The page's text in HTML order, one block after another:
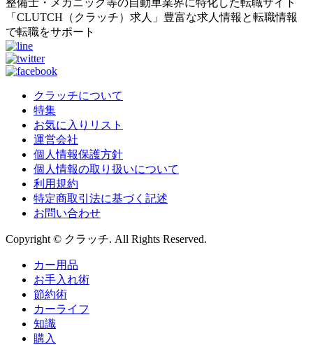
「CLUTCH（クラッチ）求人」豊富な求人情報と転職情報
で転職をサポート
クラッチについて
特集
お気に入りリスト
運営会社
個人情報保護方針
個人情報の取り扱いについて
利用規約
特定商取引法に基づく記述
お問い合わせ
Copyright © クラッチ. All Rights Reserved.
カー用品
お手入れ術
節約術
カーライフ
知識
購入